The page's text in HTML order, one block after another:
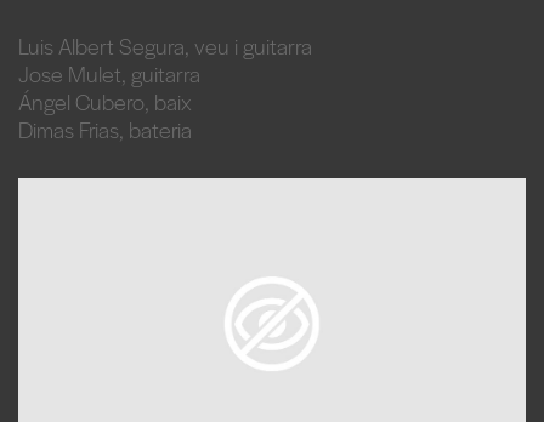
Luis Albert Segura, veu i guitarra
Jose Mulet, guitarra
Ángel Cubero, baix
Dimas Frias, bateria